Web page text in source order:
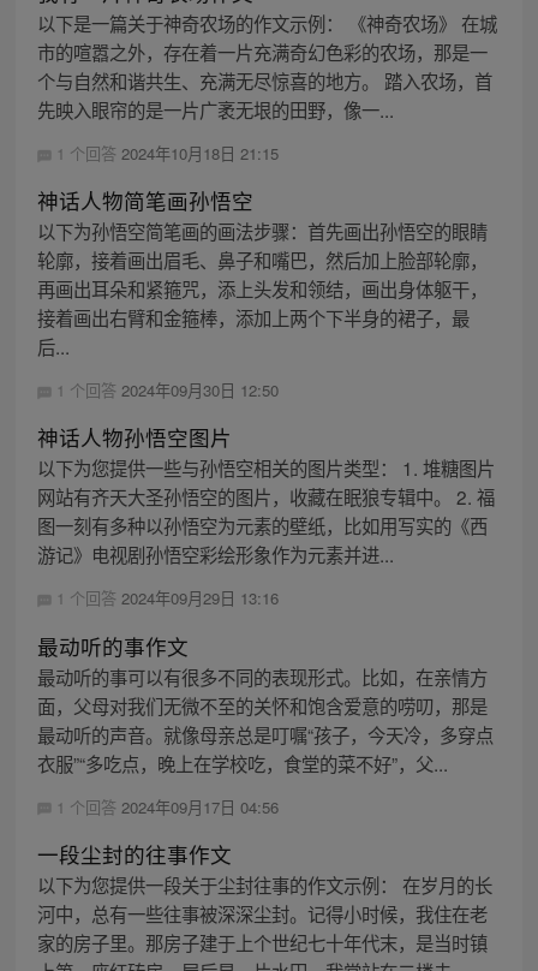
以下是一篇关于神奇农场的作文示例： 《神奇农场》 在城
市的喧嚣之外，存在着一片充满奇幻色彩的农场，那是一
个与自然和谐共生、充满无尽惊喜的地方。 踏入农场，首
先映入眼帘的是一片广袤无垠的田野，像一...
1 个回答 2024年10月18日 21:15
神话人物简笔画孙悟空
以下为孙悟空简笔画的画法步骤：首先画出孙悟空的眼睛
轮廓，接着画出眉毛、鼻子和嘴巴，然后加上脸部轮廓，
再画出耳朵和紧箍咒，添上头发和领结，画出身体躯干，
接着画出右臂和金箍棒，添加上两个下半身的裙子，最
后...
1 个回答 2024年09月30日 12:50
神话人物孙悟空图片
以下为您提供一些与孙悟空相关的图片类型： 1. 堆糖图片
网站有齐天大圣孙悟空的图片，收藏在眠狼专辑中。 2. 福
图一刻有多种以孙悟空为元素的壁纸，比如用写实的《西
游记》电视剧孙悟空彩绘形象作为元素并进...
1 个回答 2024年09月29日 13:16
最动听的事作文
最动听的事可以有很多不同的表现形式。比如，在亲情方
面，父母对我们无微不至的关怀和饱含爱意的唠叨，那是
最动听的声音。就像母亲总是叮嘱“孩子，今天冷，多穿点
衣服”“多吃点，晚上在学校吃，食堂的菜不好”，父...
1 个回答 2024年09月17日 04:56
一段尘封的往事作文
以下为您提供一段关于尘封往事的作文示例： 在岁月的长
河中，总有一些往事被深深尘封。记得小时候，我住在老
家的房子里。那房子建于上个世纪七十年代末，是当时镇